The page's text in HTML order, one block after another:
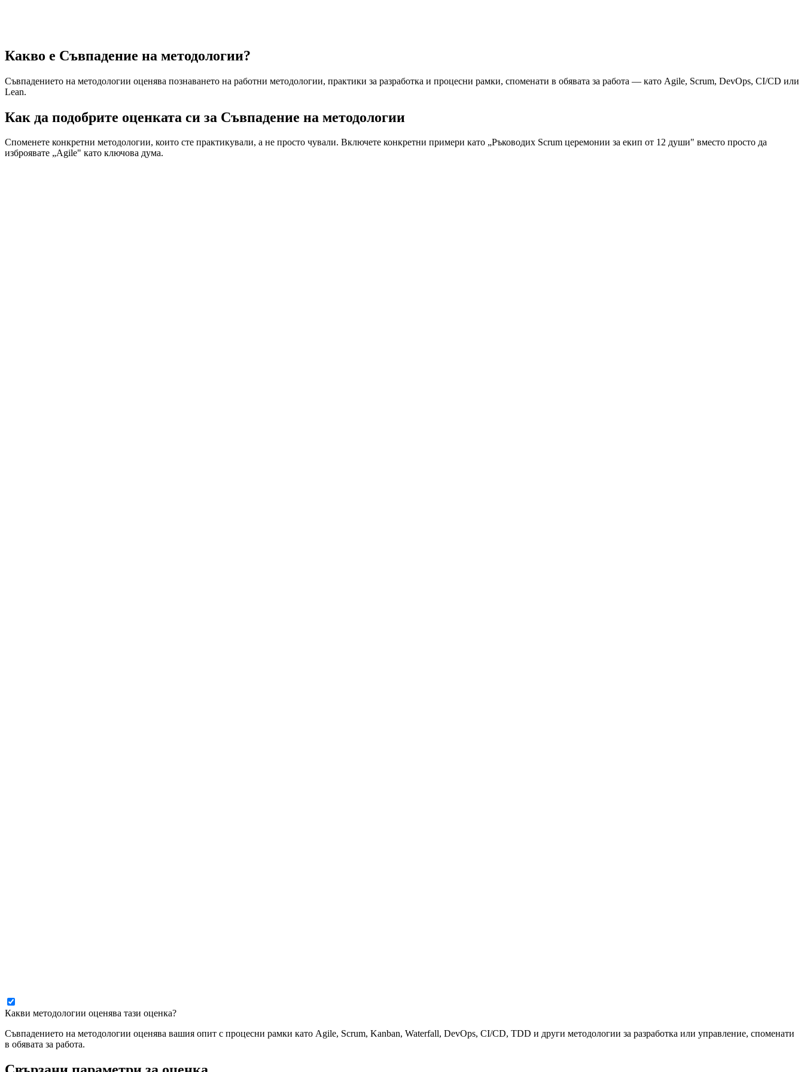
Какво е Съвпадение на методологии?
Съвпадението на методологии оценява познаването на работни методологии, практики за разработка и процесни рамки, споменати в обявата за работа — като Agile, Scrum, DevOps, CI/CD или
Lean.
Как да подобрите оценката си за Съвпадение на методологии
Споменете конкретни методологии, които сте практикували, а не просто чували. Включете конкретни примери като „Ръководих Scrum церемонии за екип от 12 души" вместо просто да
изброявате „Agile" като ключова дума.
Какви методологии оценява тази оценка?
Съвпадението на методологии оценява вашия опит с процесни рамки като Agile, Scrum, Kanban, Waterfall, DevOps, CI/CD, TDD и други методологии за разработка или управление, споменати
в обявата за работа.